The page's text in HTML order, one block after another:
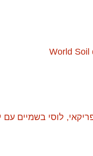
לוסי בשמיים עם